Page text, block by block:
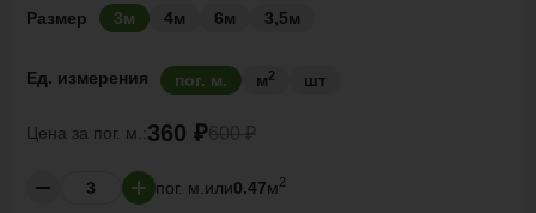
Размер 3м 4м 6м 3,5м
Ед. измерения пог. м. м2 шт
Цена за пог. м.:360 ₽
пог. м. или0.47м2